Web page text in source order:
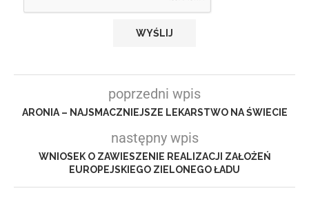
poprzedni wpis
ARONIA – NAJSMACZNIEJSZE LEKARSTWO NA ŚWIECIE
następny wpis
WNIOSEK O ZAWIESZENIE REALIZACJI ZAŁOŻEŃ
EUROPEJSKIEGO ZIELONEGO ŁADU